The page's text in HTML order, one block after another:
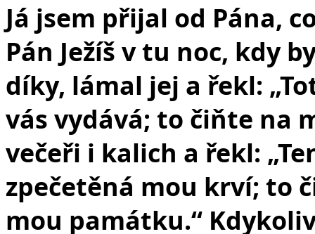
Já jsem přijal od Pána,
Pán Ježíš v tu noc, kdy
díky, lámal jej a řekl:
vás vydává; to čiňte na
večeři i kalich a řekl:
zpečetěná mou krví; to
mou památku.“